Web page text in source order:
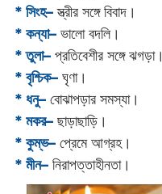
* সিংহ–স্ত্রীর সঙ্গে বিবাদ।
* কন্যা–ভালো বদলি।
* তুলা–প্রতিবেশীর সঙ্গে ঝগড়া।
* বৃশ্চিক–ঘৃণা।
* ধনু–বোঝাপড়ার সমস্যা।
* মকর–ছাড়াছাড়ি।‌
* কুম্ভ–প্রেমে আগ্রহ।
* মীন–নিরাপত্তাহীনতা।